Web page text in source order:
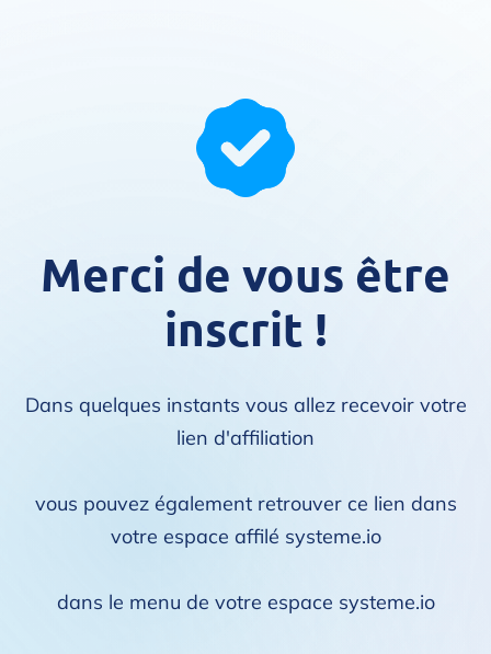
Merci de vous être
inscrit !
Dans quelques instants vous allez recevoir votre
lien d'affiliation
vous pouvez également retrouver ce lien dans
votre espace affilé systeme.io
dans le menu de votre espace systeme.io